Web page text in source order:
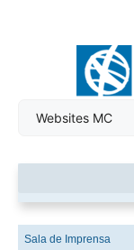
Sala de Imprensa